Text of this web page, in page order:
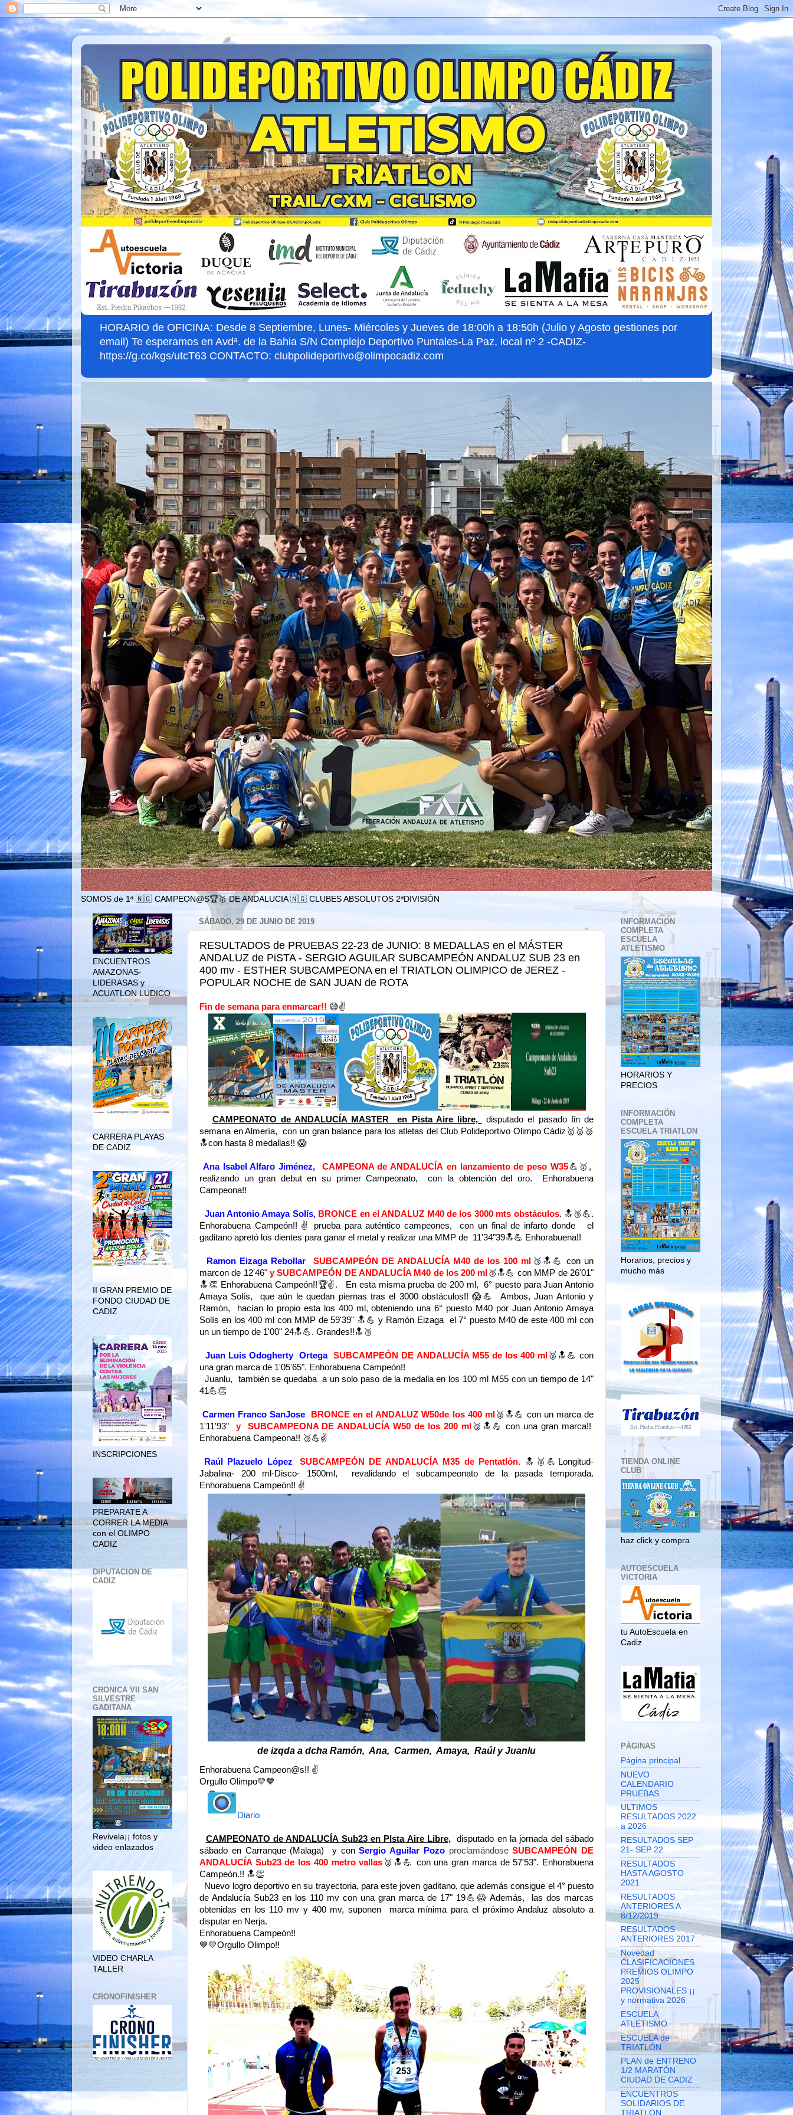
HORARIO de OFICINA: Desde 8 Septiembre, Lunes- Miércoles y Jueves de 18:00h a 18:50h (Julio y Agosto gestiones por
email) Te esperamos en Avdª. de la Bahia S/N Complejo Deportivo Puntales-La Paz, local nº 2 -CADIZ-
https://g.co/kgs/utcT63 CONTACTO: clubpolideportivo@olimpocadiz.com
SOMOS de 1ª 🇳🇬 CAMPEON@S🏆🥇 DE ANDALUCIA 🇳🇬 CLUBES ABSOLUTOS 2ªDIVISIÓN
SÁBADO, 29 DE JUNIO DE 2019
RESULTADOS de PRUEBAS 22-23 de JUNIO: 8 MEDALLAS en el MÁSTER
ANDALUZ de PiSTA - SERGIO AGUILAR SUBCAMPEÓN ANDALUZ SUB 23 en
400 mv - ESTHER SUBCAMPEONA en el TRIATLON OLIMPICO de JEREZ -
POPULAR NOCHE de SAN JUAN de ROTA
Fin de semana para enmarcar!! 😅✌
CAMPEONATO de ANDALUCÍA MASTER en Pista Aire libre,
disputado el pasado fin de
semana en Almería, con un gran balance para los atletas del Club Polideportivo Olimpo Cádiz🥇🥈🥉
🔝con hasta 8 medallas!! 😱
Ana Isabel Alfaro Jiménez, CAMPEONA de ANDALUCÍA en lanzamiento de peso W35💪🥇,
realizando un gran debut en su primer Campeonato, con la obtención del oro. Enhorabuena
Campeona!!
Juan Antonio Amaya Solís, BRONCE en el ANDALUZ M40 de los 3000 mts obstáculos. 🔝🥉💪.
Enhorabuena Campeón!! ✌ prueba para auténtico campeones, con un final de infarto donde el
gaditano apretó los dientes para ganar el metal y realizar una MMP de 11'34"39🔝💪 Enhorabuena!!
Ramon Eizaga Rebollar SUBCAMPEÓN DE ANDALUCÍA M40 de los 100 ml 🥉🔝💪 con un
marcon de 12'46" y SUBCAMPEÓN DE ANDALUCÍA M40 de los 200 ml 🥈🔝💪 con MMP de 26'01"
🔝👏 Enhorabuena Campeón!!🏆✌. En esta misma prueba de 200 ml, 6° puesto para Juan Antonio
Amaya Solís, que aún le quedan piernas tras el 3000 obstáculos!! 😱💪 Ambos, Juan Antonio y
Ramón, hacían lo propio esta los 400 ml, obteniendo una 6° puesto M40 por Juan Antonio Amaya
Solís en los 400 ml con MMP de 59'39" 🔝💪 y Ramón Eizaga el 7° puesto M40 de este 400 ml con
un un tiempo de 1'00" 24🔝💪. Grandes!!🔝🥉
Juan Luis Odogherty Ortega SUBCAMPEÓN DE ANDALUCÍA M55 de los 400 ml 🥉🔝💪 con
una gran marca de 1'05'65". Enhorabuena Campeón!!
Juanlu, también se quedaba a un solo paso de la medalla en los 100 ml M55 con un tiempo de 14"
41💪👏
Carmen Franco SanJose BRONCE en el ANDALUZ W50de los 400 ml 🥉🔝💪 con un marca de
1'11'93" y SUBCAMPEONA DE ANDALUCÍA W50 de los 200 ml 🥉🔝💪 con una gran marca!!
Enhorabuena Campeona!! 🥉💪✌
Raúl Plazuelo López, SUBCAMPEÓN DE ANDALUCÍA M35 de Pentatlón. 🔝🥈💪Longitud-
Jabalina- 200 ml-Disco- 1500ml, revalidando el subcampeonato de la pasada temporada.
Enhorabuena Campeón!! ✌
de izqda a dcha Ramón, Ana, Carmen, Amaya, Raúl y Juanlu
Enhorabuena Campeon@s!! ✌
Orgullo Olimpo💛💙
Diario
CAMPEONATO de ANDALUCÍA Sub23 en PIsta Aire Libre,disputado en la jornada del sábado
sábado en Carranque (Malaga) y conSergio Aguilar Pozo proclamándose SUBCAMPEÓN DE
ANDALUCÍA Sub23 de los 400 metro vallas 🥉🔝💪 con una gran marca de 57'53". Enhorabuena
Campeón.!! 🔝👏
Nuevo logro deportivo en su trayectoria, para este joven gaditano, que además consigue el 4° puesto
de Andalucía Sub23 en los 110 mv con una gran marca de 17" 19💪😱 Además, las dos marcas
obtenidas en los 110 mv y 400 mv, suponen marca mínima para el próximo Andaluz absoluto a
disputar en Nerja.
Enhorabuena Campeón!!
💙💛Orgullo Olimpo!!
ENCUENTROS
AMAZONAS-
LIDERASAS y
ACUATLON LUDICO
CARRERA PLAYAS
DE CADIZ
II GRAN PREMIO DE
FONDO CIUDAD DE
CADIZ
INSCRIPCIONES
PREPARATE A
CORRER LA MEDIA
con el OLIMPO
CADIZ
DIPUTACION DE
CADIZ
CRONICA VII SAN
SILVESTRE
GADITANA
Revivela¡¡ fotos y
video enlazados
VIDEO CHARLA
TALLER
CRONOFINISHER
INFORMACION
COMPLETA
ESCUELA
ATLETISMO
HORARIOS Y
PRECIOS
INFORMACIÓN
COMPLETA
ESCUELA TRIATLON
Horarios, precios y
mucho más
TIENDA ONLINE
CLUB
haz click y compra
AUTOESCUELA
VICTORIA
tu AutoEscuela en
Cadiz
PÁGINAS
Página principal
NUEVO
CALENDARIO
PRUEBAS
ULTIMOS
RESULTADOS 2022
a 2026
RESULTADOS SEP
21- SEP 22
RESULTADOS
HASTA AGOSTO
2021
RESULTADOS
ANTERIORES A
8/12/2019
RESULTADOS
ANTERIORES 2017
Novedad
CLASIFICACIONES
PREMIOS OLIMPO
2025
PROVISIONALES ¡¡
y normativa 2026
ESCUELA
ATLETISMO
ESCUELA de
TRIATLÓN
PLAN de ENTRENO
1/2 MARATÓN
CIUDAD DE CADIZ
ENCUENTROS
SOLIDARIOS DE
TRIATLON